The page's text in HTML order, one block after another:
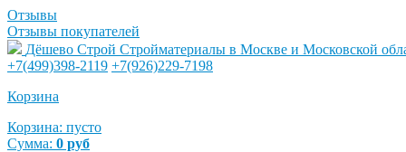
Отзывы
Отзывы покупателей
Дёшево Строй Стройматериалы в Москве и Московской
+7(499)398-2119 +7(926)229-7198
Корзина
Корзина: пусто
Сумма: 0 руб